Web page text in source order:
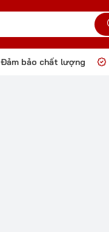
Đảm bảo chất lượng